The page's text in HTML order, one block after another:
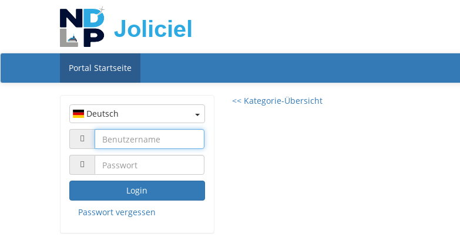
Portal Startseite
<< Kategorie-Übersicht
Deutsch
Login
Passwort vergessen